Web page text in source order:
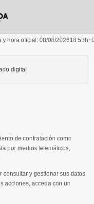
y hora oficial: 08/08/202618:53h
digital
de contratación como
por medios telemáticos,
consultar y gestionar sus datos.
acciones, acceda con un